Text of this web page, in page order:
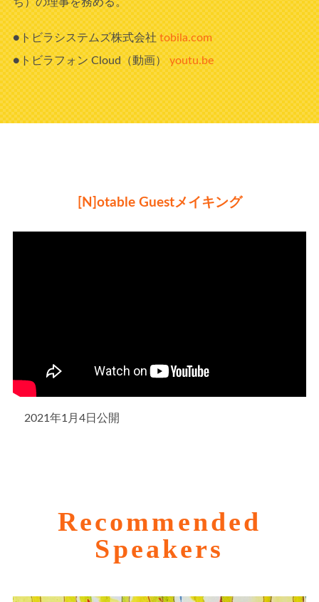
●トビラシステムズ株式会社tobila.com
●トビラフォン Cloud（動画）youtu.be
[N]otable Guestメイキング
2021年1月4日公開
Recommended
Speakers